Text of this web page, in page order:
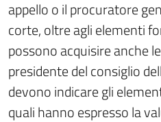
appello o il procuratore
corte, oltre agli elementi
possono acquisire anche
presidente del consiglio
devono indicare gli
quali hanno espresso la